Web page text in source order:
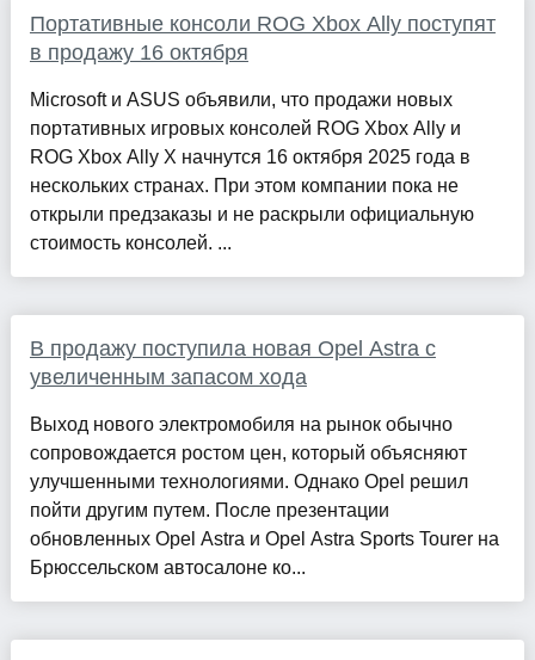
Портативные консоли ROG Xbox Ally поступят
в продажу 16 октября
Microsoft и ASUS объявили, что продажи новых
портативных игровых консолей ROG Xbox Ally и
ROG Xbox Ally X начнутся 16 октября 2025 года в
нескольких странах. При этом компании пока не
открыли предзаказы и не раскрыли официальную
стоимость консолей. ...
В продажу поступила новая Opel Astra с
увеличенным запасом хода
Выход нового электромобиля на рынок обычно
сопровождается ростом цен, который объясняют
улучшенными технологиями. Однако Opel решил
пойти другим путем. После презентации
обновленных Opel Astra и Opel Astra Sports Tourer на
Брюссельском автосалоне ко...